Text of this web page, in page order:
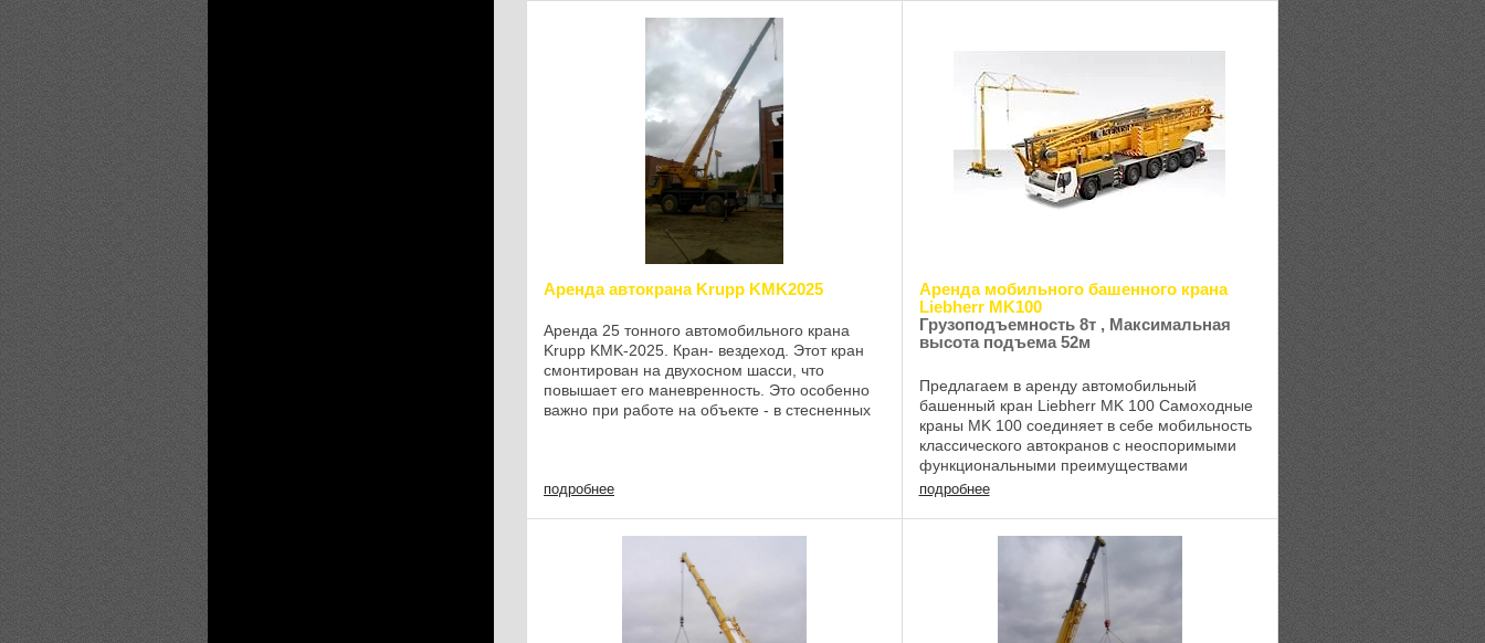
Аренда автокрана Krupp KMK2025
Аренда 25 тонного автомобильного крана
Krupp KMK-2025. Кран- вездеход. Этот кран
смонтирован на двухосном шасси, что
повышает его маневренность. Это особенно
важно при работе на объекте - в стесненных
подробнее
Аренда мобильного башенного крана
Liebherr MK100
Грузоподъемность 8т , Максимальная
высота подъема 52м
Предлагаем в аренду автомобильный
башенный кран Liebherr MK 100 Самоходные
краны MK 100 соединяет в себе мобильность
классического автокранов с неоспоримыми
функциональными преимуществами
башенного крана. Подъемные краны MK 100
подробнее